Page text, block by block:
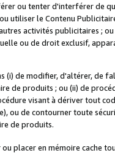
ou tenter d'interférer de
utiliser le Contenu
activités publicitaires ;
ou de droit exclusif,
(i) de modifier, d'altérer, de
de produits ; ou (ii) de
visant à dériver tout
ou de contourner toute
de produits.
placer en mémoire cache